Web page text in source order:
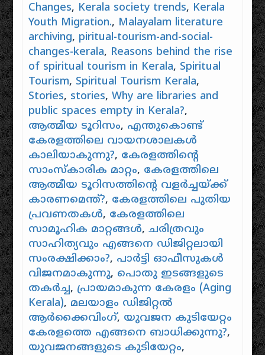
Changes, Kerala society trends, Kerala
Youth Migration., Malayalam literature
archiving, piritual-tourism-and-social-
changes-kerala, Reasons behind the rise
of spiritual tourism in Kerala, Spiritual
Tourism, Spiritual Tourism Kerala,
Stories, stories,Why are libraries and
public spaces empty in Kerala?,
ആത്മീയ ടൂറിസം, എന്തുകൊണ്ട്
കേരളത്തിലെ വായനശാലകൾ
കാലിയാകുന്നു?, കേരളത്തിന്റെ
സാംസ്കാരിക മാറ്റം, കേരളത്തിലെ
ആത്മീയ ടൂറിസത്തിന്റെ വളർച്ചയ്ക്ക്
കാരണമെന്ത്?, കേരളത്തിലെ പുതിയ
പ്രവണതകൾ, കേരളത്തിലെ
സാമൂഹിക മാറ്റങ്ങൾ,ചരിത്രവും
സാഹിത്യവും എങ്ങനെ ഡിജിറ്റലായി
സംരക്ഷിക്കാം?, പാർട്ടി ഓഫീസുകൾ
വിജനമാകുന്നു, പൊതു ഇടങ്ങളുടെ
തകർച്ച, പ്രായമാകുന്ന കേരളം (Aging
Kerala), മലയാളം ഡിജിറ്റൽ
ആർക്കൈവിംഗ്, യുവജന കുടിയേറ്റം
കേരളത്തെ എങ്ങനെ ബാധിക്കുന്നു?,
യുവജനങ്ങളുടെ കുടിയേറ്റം,